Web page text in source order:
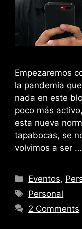
Empezaremos
la pandemia
nada en este
poco más
esta nueva
tapabocas, se
volvimos a ser …
Categories
Eventos,
Tags
Personal
2 Comments